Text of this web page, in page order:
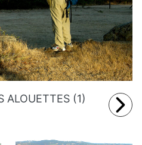
ALOUETTES (1)